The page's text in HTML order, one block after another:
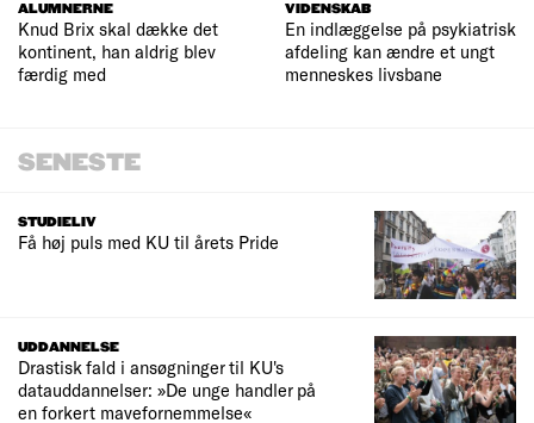
ALUMNERNE
Knud Brix skal dække det
kontinent, han aldrig blev
færdig med
VIDENSKAB
En indlæggelse på psykiatrisk
afdeling kan ændre et ungt
menneskes livsbane
SENESTE
STUDIELIV
Få høj puls med KU til årets Pride
UDDANNELSE
Drastisk fald i ansøgninger til KU's
datauddannelser: »De unge handler på
en forkert mavefornemmelse«